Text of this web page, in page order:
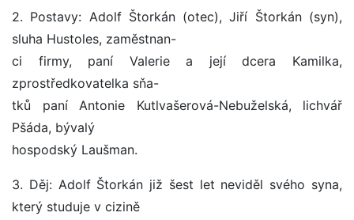
2. Postavy: Adolf Štorkán (otec), Jiří Štorkán (syn),
sluha Hustoles, zaměstnan-
ci firmy, paní Valerie a její dcera Kamilka,
zprostředkovatelka sňa-
tků paní Antonie Kutlvašerová-Nebuželská, lichvář
Pšáda, bývalý
hospodský Laušman.
3. Děj: Adolf Štorkán již šest let neviděl svého syna,
který studuje v cizině